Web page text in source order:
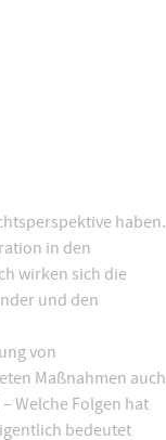
haben.
in den
wirken sich die
und den
von
Maßnahmen auch
Welche Folgen hat
bedeutet